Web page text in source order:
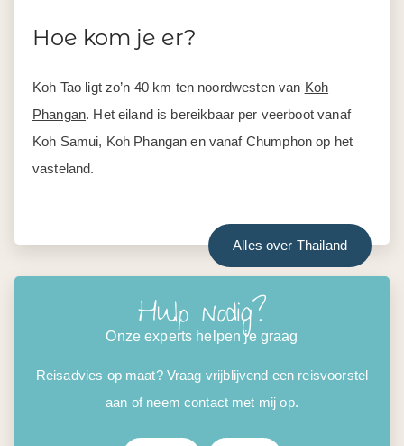
Hoe kom je er?
Koh Tao ligt zo’n 40 km ten noordwesten van Koh
Phangan. Het eiland is bereikbaar per veerboot vanaf
Koh Samui, Koh Phangan en vanaf Chumphon op het
vasteland.
Alles over Thailand
Hulp nodig?
Onze experts helpen je graag
Reisadvies op maat? Vraag vrijblijvend een reisvoorstel
aan of neem contact met mij op.